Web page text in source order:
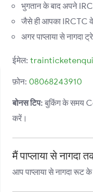
भुगतान के बाद अपने
जैसे ही आपका IRCTC
अगर पाप्लाया से नागदा
ईमेल:
फ़ोन: 08068243910
बोनस टिप: बुकिंग के समय
करें।
मैं पाप्लाया से
आप पाप्लाया से नागदा